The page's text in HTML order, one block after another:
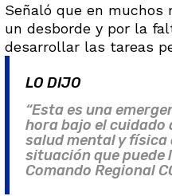
Señaló que en muchos
un desborde y por la
desarrollar las tareas
LO DIJO
“Esta es una
hora bajo el cuidado
salud mental y física
situación que puede
Comando Regional